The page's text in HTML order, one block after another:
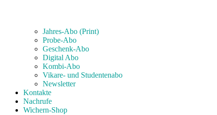
Jahres-Abo (Print)
Probe-Abo
Geschenk-Abo
Digital Abo
Kombi-Abo
Vikare- und Studentenabo
Newsletter
Kontakte
Nachrufe
Wichern-Shop